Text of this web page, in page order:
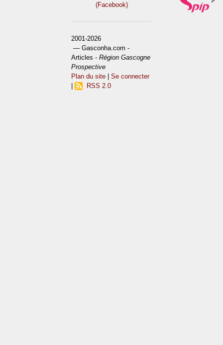
(Facebook)
2001-2026
— Gasconha.com -
Articles -Région Gascogne
Prospective
Plan du site |Se connecter
RSS 2.0